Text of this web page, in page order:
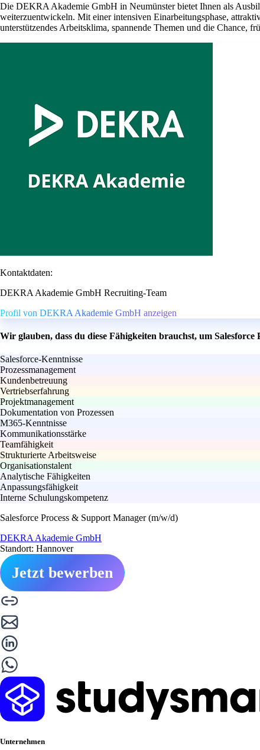
Die DEKRA Akademie GmbH in Neumünster bietet Ihnen als
weiterzuentwickeln. Mit einer intensiven Einarbeitungsphase,
unterstützendes Arbeitsklima, spannende Themen und die Chance,
Kontaktdaten:
DEKRA Akademie GmbH Recruiting-Team
Profil von DEKRA Akademie GmbH anzeigen
Wir glauben, dass du diese Fähigkeiten brauchst, um
Salesforce-Kenntnisse
Prozessmanagement
Kundenbetreuung
Vertriebserfahrung
Projektmanagement
Dokumentation von Prozessen
M365-Kenntnisse
Kommunikationsstärke
Teamfähigkeit
Strukturierte Arbeitsweise
Organisationstalent
Analytische Fähigkeiten
Anpassungsfähigkeit
Interne Schulungskompetenz
Salesforce Process & Support Manager (m/w/d)
DEKRA Akademie GmbH
Standort: Hannover
Jetzt bewerben
Unternehmen